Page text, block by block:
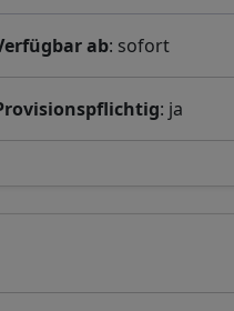
ab: sofort
: ja